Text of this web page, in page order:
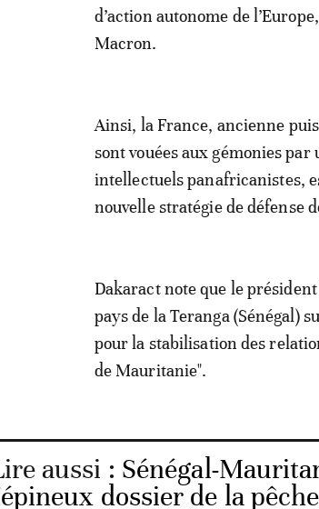
d’action autonome de
Macron.
Ainsi, la France, ancienne
sont vouées aux gémonies
intellectuels panafricanistes,
nouvelle stratégie de défense
Dakaract note que le
pays de la Teranga (Sénégal)
pour la stabilisation des
de Mauritanie".
aussi : Sénégal-
dossier de la pêche